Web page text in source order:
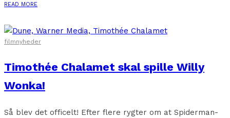
READ MORE
filmnyheder
Timothée Chalamet skal spille Willy
Wonka!
Så blev det officelt! Efter flere rygter om at Spiderman-